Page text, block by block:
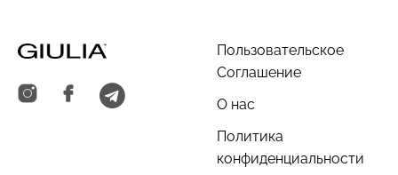
Пользовательское
Соглашение
О нас
Политика
конфиденциальности
Велосипедки с пуш-ап